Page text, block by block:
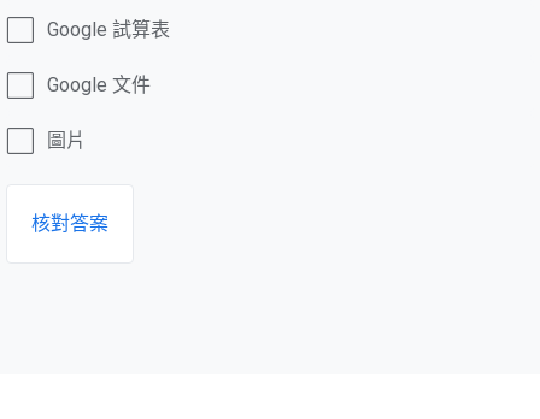
Google 試算表
Google 文件
圖片
核對答案